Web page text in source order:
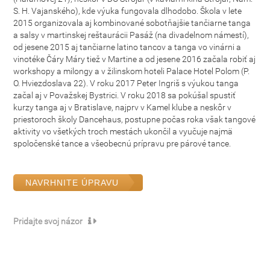
S. H. Vajanského), kde výuka fungovala dlhodobo. Škola v lete
2015 organizovala aj kombinované sobotňajšie tančiarne tanga
a salsy v martinskej reštaurácii Pasáž (na divadelnom námestí),
od jesene 2015 aj tančiarne latino tancov a tanga vo vinárni a
vinotéke Čáry Máry tiež v Martine a od jesene 2016 začala robiť aj
workshopy a milongy a v žilinskom hoteli Palace Hotel Polom (P.
O. Hviezdoslava 22). V roku 2017 Peter Ingriš s výukou tanga
začal aj v Považskej Bystrici. V roku 2018 sa pokúšal spustiť
kurzy tanga aj v Bratislave, najprv v Kamel klube a neskôr v
priestoroch školy Dancehaus, postupne počas roka však tangové
aktivity vo všetkých troch mestách ukončil a vyučuje najmä
spoločenské tance a všeobecnú prípravu pre párové tance.
NAVRHNITE ÚPRAVU
Pridajte svoj názor